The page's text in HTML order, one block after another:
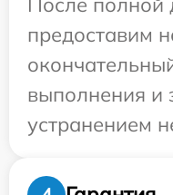
предоставим
выполнения и
устранением